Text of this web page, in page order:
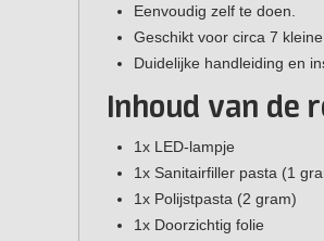
Eenvoudig zelf te doen.
Geschikt voor circa 7
Duidelijke handleiding en
Inhoud van de
1x LED-lampje
1x Sanitairfiller pasta (1
1x Polijstpasta (2 gram)
1x Doorzichtig folie